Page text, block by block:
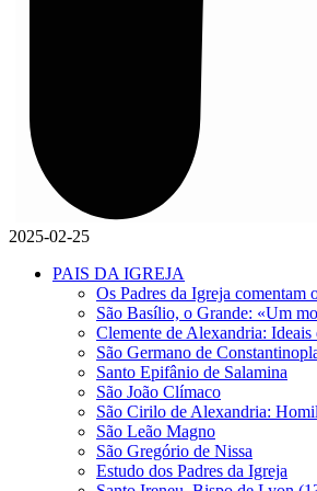
2025-02-25
PAIS DA IGREJA
Os Padres da Igreja comentam
São Basílio, o Grande: «Um
Clemente de Alexandria:
São Germano de
Santo Epifânio de Salamina
São João Clímaco
São Cirilo de Alexandria:
São Leão Magno
São Gregório de Nissa
Estudo dos Padres da Igreja